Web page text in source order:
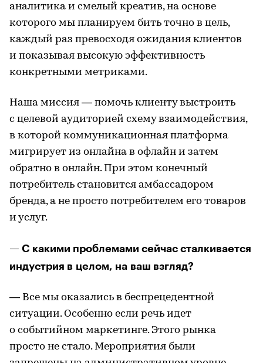
аналитика и смелый креатив, на основе
которого мы планируем бить точно в цель,
каждый раз превосходя ожидания клиентов
и показывая высокую эффективность
конкретными метриками.
Наша миссия — помочь клиенту выстроить
с целевой аудиторией схему взаимодействия,
в которой коммуникационная платформа
мигрирует из онлайна в офлайн и затем
обратно в онлайн. При этом конечный
потребитель становится амбассадором
бренда, а не просто потребителем его товаров
и услуг.
— С какими проблемами сейчас сталкивается
индустрия в целом, на ваш взгляд?
— Все мы оказались в беспрецедентной
ситуации. Особенно если речь идет
о событийном маркетинге. Этого рынка
просто не стало. Мероприятия были